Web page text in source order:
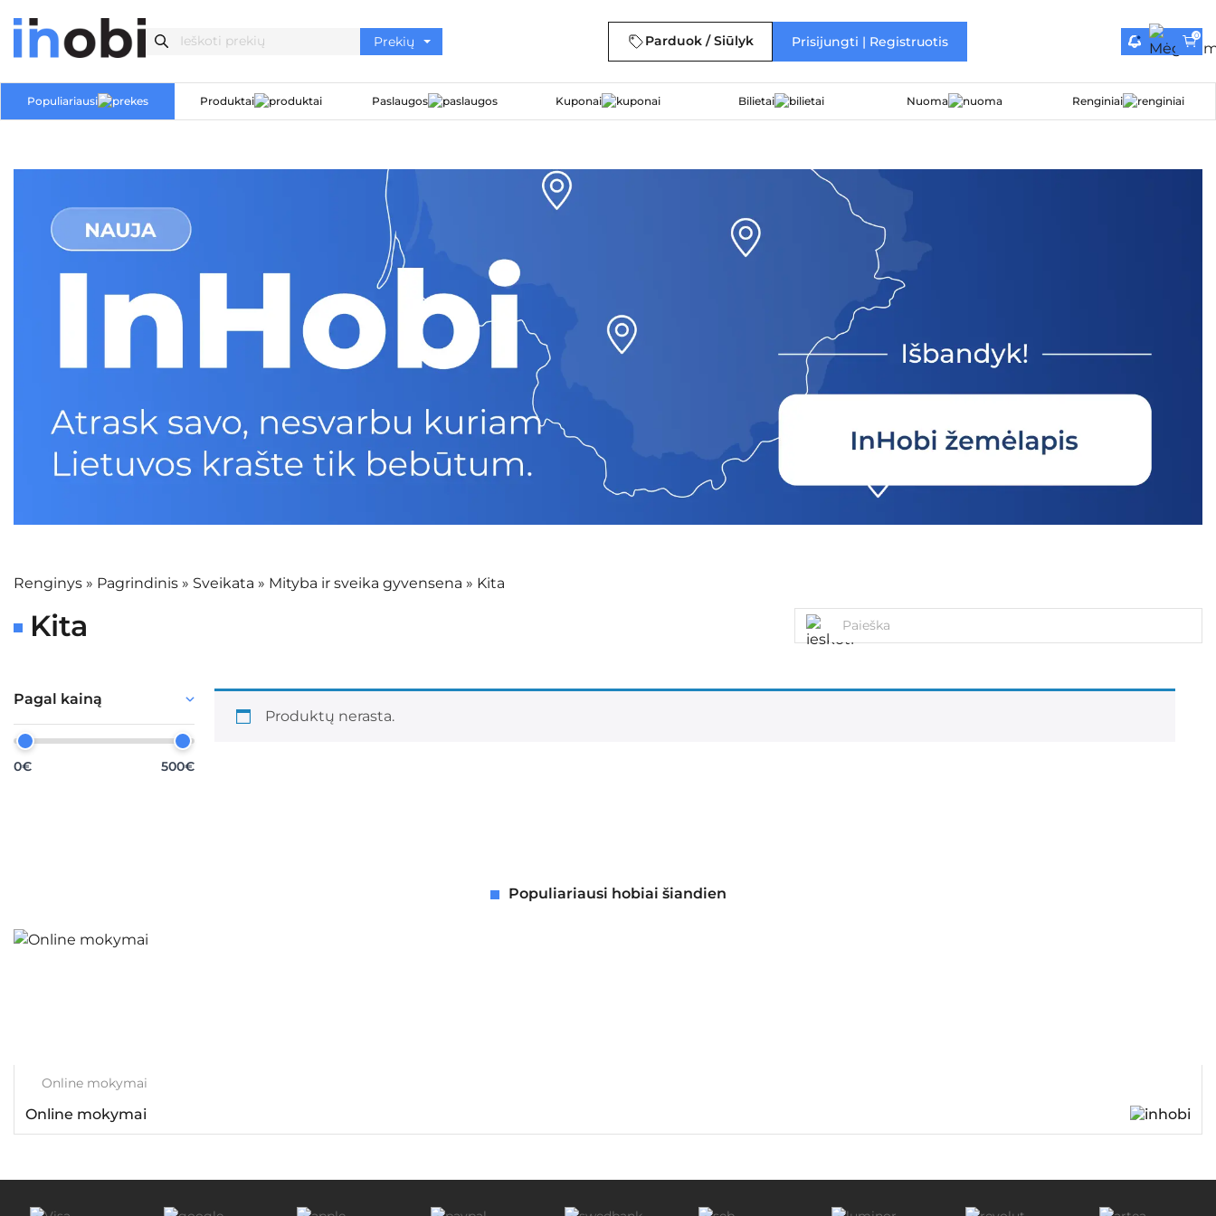
Parduok / Siūlyk Prisijungti | Registruotis 0
Populiariausi Produktai Paslaugos Kuponai Bilietai Nuoma Renginiai
Renginys » Pagrindinis » Sveikata » Mityba ir sveika gyvensena » Kita
Kita
Pagal kainą
0€ 500€
Produktų nerasta.
Populiariausi hobiai šiandien
Online mokymai
Online mokymai